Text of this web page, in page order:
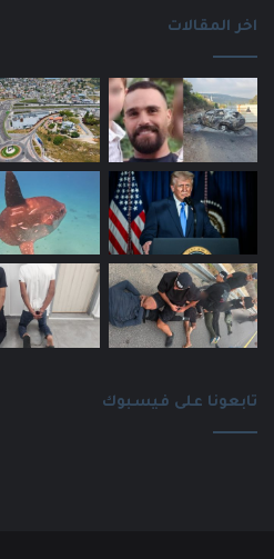
اخر المقالات
تابعونا على فيسبوك